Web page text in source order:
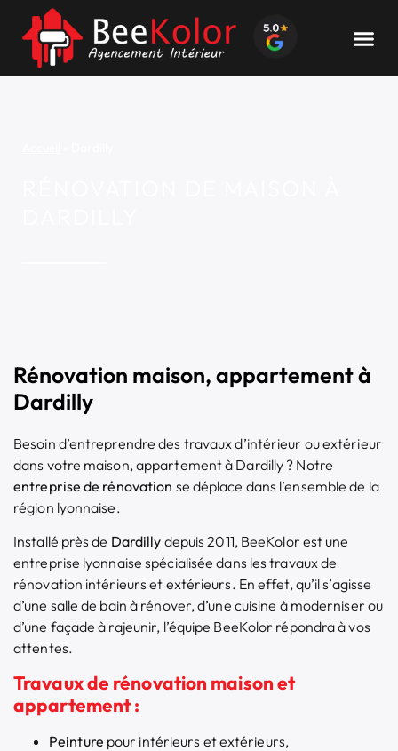
Rénovation maison, appartement à
Dardilly
Besoin d’entreprendre des travaux d’intérieur ou extérieur
dans votre maison, appartement à Dardilly ? Notre
entreprise de rénovation se déplace dans l’ensemble de la
région lyonnaise.
Installé près de Dardilly depuis 2011, BeeKolor est une
entreprise lyonnaise spécialisée dans les travaux de
rénovation intérieurs et extérieurs. En effet, qu’il s’agisse
d’une salle de bain à rénover, d’une cuisine à moderniser ou
d’une façade à rajeunir, l’équipe BeeKolor répondra à vos
attentes.
Travaux de rénovation maison et
appartement :
Peinture pour intérieurs et extérieurs,